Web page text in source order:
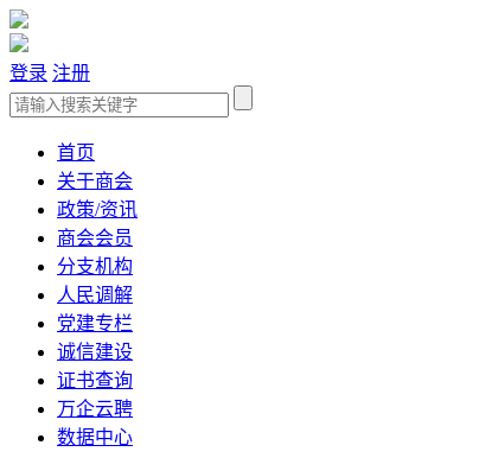
登录 注册
首页
关于商会
政策/资讯
商会会员
分支机构
人民调解
党建专栏
诚信建设
证书查询
万企云聘
数据中心